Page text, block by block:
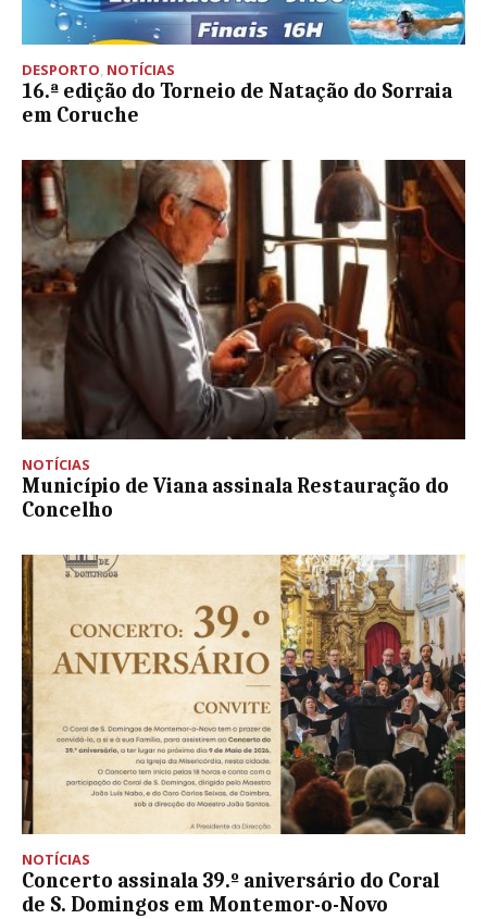
DESPORTO, NOTÍCIAS
16.ª edição do Torneio de Natação do Sorraia
em Coruche
NOTÍCIAS
Município de Viana assinala Restauração do
Concelho
NOTÍCIAS
Concerto assinala 39.º aniversário do Coral
de S. Domingos em Montemor-o-Novo